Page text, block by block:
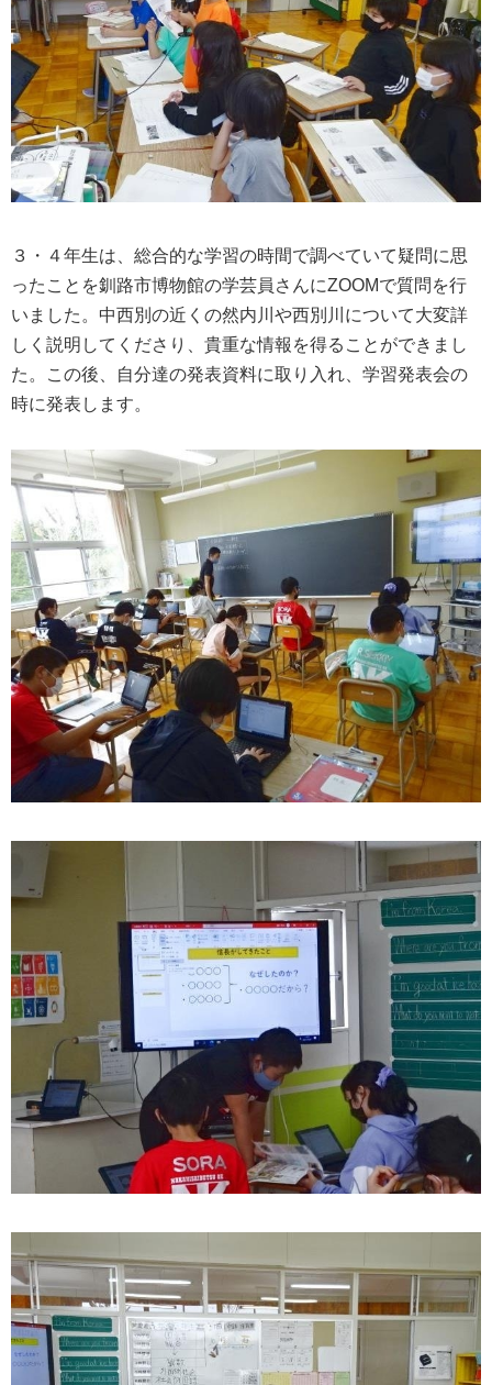
３・４年生は、総合的な学習の時間で調べていて疑問に思
ったことを釧路市博物館の学芸員さんにZOOMで質問を行
いました。中西別の近くの然内川や西別川について大変詳
しく説明してくださり、貴重な情報を得ることができまし
た。この後、自分達の発表資料に取り入れ、学習発表会の
時に発表します。